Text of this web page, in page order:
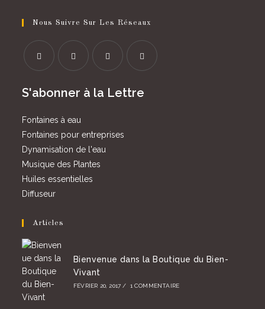
Nous Suivre Sur Les Réseaux
dans
nouvel
onglet
dans
nouvel
onglet
dans
onglet
dans
S'abonner à la Lettre
Fontaines à eau
Fontaines pour entreprises
Dynamisation de l'eau
Musique des Plantes
Huiles essentielles
Diffuseur
Articles
Bienvenue dans la Boutique du Bien-
Vivant
FÉVRIER 20, 2017 / 1 COMMENTAIRE